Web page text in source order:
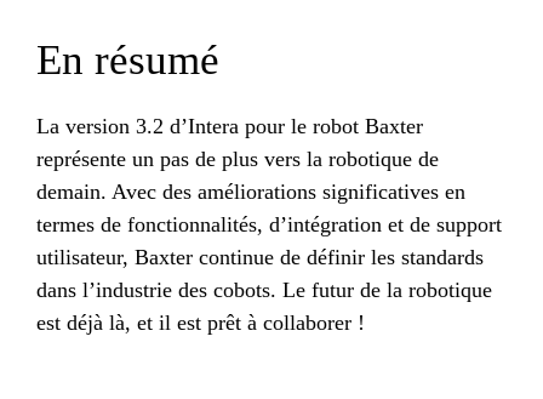
En résumé
La version 3.2 d’Intera pour le robot Baxter
représente un pas de plus vers la robotique de
demain. Avec des améliorations significatives en
termes de fonctionnalités, d’intégration et de support
utilisateur, Baxter continue de définir les standards
dans l’industrie des cobots. Le futur de la robotique
est déjà là, et il est prêt à collaborer !